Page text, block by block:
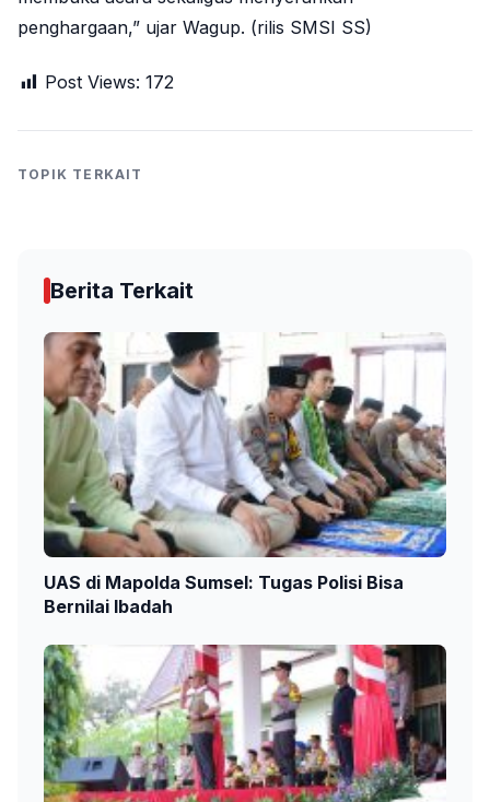
penghargaan,” ujar Wagup. (rilis SMSI SS)
Post Views: 172
TOPIK TERKAIT
Berita Terkait
UAS di Mapolda Sumsel: Tugas Polisi Bisa
Bernilai Ibadah